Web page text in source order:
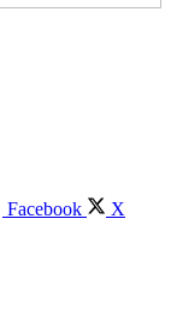
Facebook X